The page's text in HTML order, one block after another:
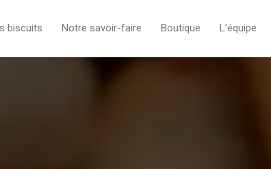
biscuits Notre savoir-faire Boutique L’équipe